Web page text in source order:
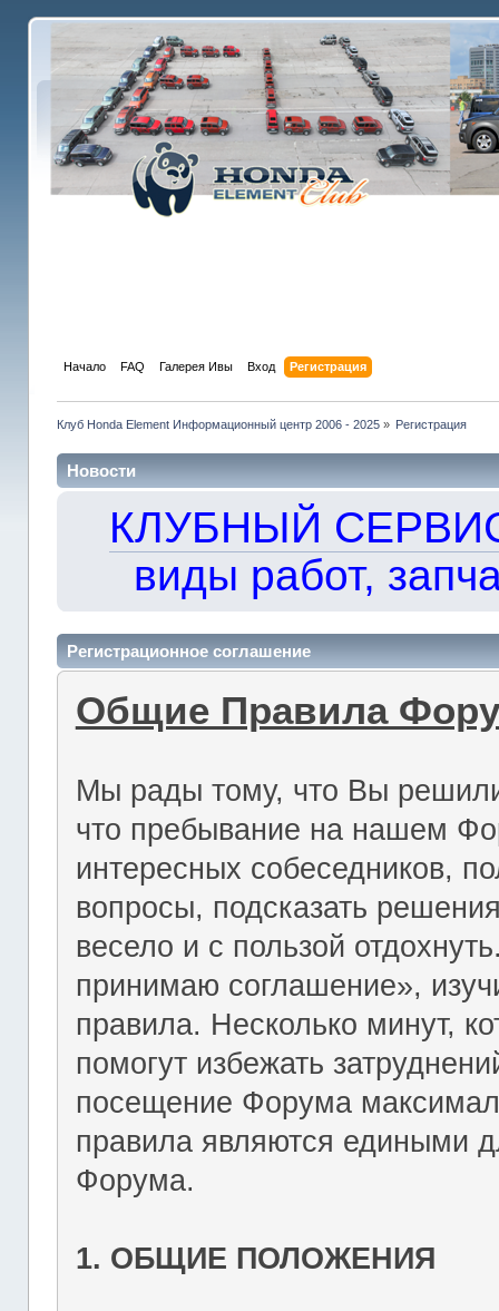
Начало FAQ Галерея Ивы Вход Регистрация
Клуб Honda Element Информационный центр 2006 - 2025» Регистрация
Новости
КЛУБНЫЙ
виды работ,
Регистрационное соглашение
Общие Правила
Мы рады тому, что Вы
что пребывание на нашем
интересных собеседников,
вопросы, подсказать
весело и с пользой
принимаю соглашение»,
правила. Несколько минут,
помогут избежать
посещение Форума
правила являются едиными
Форума.
1. ОБЩИЕ ПОЛОЖЕНИЯ